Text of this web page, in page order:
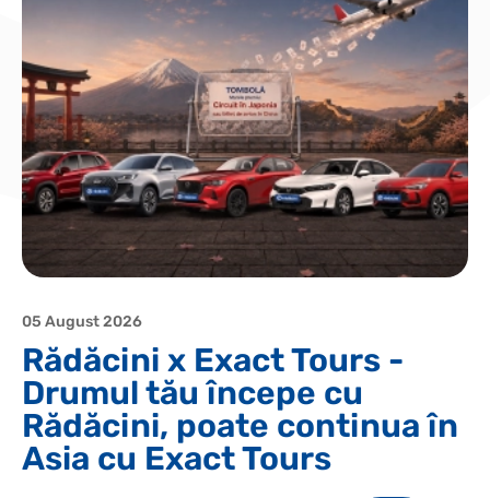
05 August 2026
Rădăcini x Exact Tours -
Drumul tău începe cu
Rădăcini, poate continua în
Asia cu Exact Tours